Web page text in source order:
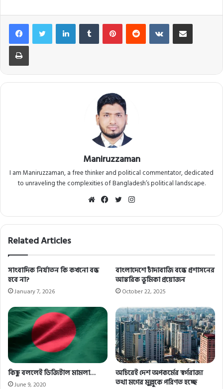
FacebookTwitter LinkedInTumblr PinterestReddit VKontakteShare via Email
Print
Maniruzzaman
I am Maniruzzaman, a free thinker and political commentator, dedicated
to unraveling the complexities of Bangladesh’s political landscape.
WebsiteFacebookTwitter
Related Articles
সাংবাদিক নির্যাতন কি কখনো বন্ধ
হবে না?
January 7, 2026
বাংলাদেশে চাঁদাবাজি বন্ধে প্রশাসনের
আন্তরিক ভূমিকা প্রয়োজন
October 22, 2025
কিছু বললেই ডিজিটাল মামলা…
June 9, 2020
অচিরেই দেশ অপকর্মের স্বর্গরাজ্য
তথা মগের মুল্লুকে পরিণত হচ্ছে